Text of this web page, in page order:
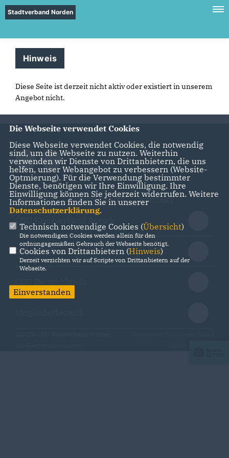
Stadtverband Norden
Hinweis
Diese Seite ist derzeit nicht aktiv oder existiert in unserem
Angebot nicht.
IMPRESSUM DATENSCHUTZ KONTAKT
CDU Kreisverband Aurich
CDU Niedersachsen
Die Webseite verwendet Cookies
Diese Webseite verwendet Cookies, die notwendig
sind, um die Webseite zu nutzen. Weiterhin
verwenden wir Dienste von Drittanbietern, die uns
helfen, unser Webangebot zu verbessern (Website-
Optmierung). Für die Verwendung bestimmter
Dienste, benötigen wir Ihre Einwilligung. Ihre
Einwilligung können Sie jederzeit widerrufen. Weitere
Informationen finden Sie in unserer
Datenschutzerklärung.
Technisch notwendige Cookies (Übersicht)
Die notwendigen Cookies werden allein für den
ordnungsgemäßen Gebrauch der Webseite benötigt.
Cookies von Drittanbietern (Hinweis)
Derzeit verzichten wir auf Scripte von Drittanbietern auf der
Webseite.
Einverstanden